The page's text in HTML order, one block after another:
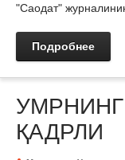
"Саодат"
Подробнее
ҚАДРЛИ